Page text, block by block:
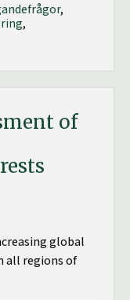
,
,
of
global
all regions of